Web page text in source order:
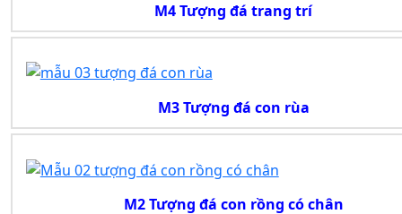
M4 Tượng đá trang trí
M3 Tượng đá con rùa
M2 Tượng đá con rồng có chân